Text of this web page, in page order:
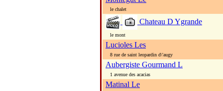
le chalet
Chateau D Ygrande
le mont
Lucioles Les
8 rue de saint leopardin d\'augy
Aubergiste Gourmand L
1 avenue des acacias
Matinal Le